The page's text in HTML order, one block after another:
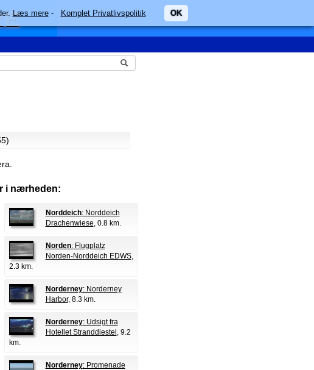
i nærheden:
Norddeich: Norddeich
Drachenwiese, 0.8 km.
Norden: Flugplatz
Norden-Norddeich EDWS,
2.3 km.
Norderney: Norderney
Harbor, 8.3 km.
Norderney: Udsigt fra
Hotellet Stranddiestel , 9.2
km.
Norderney: Promenade
Læs mere- Komplet Privatlivspolitik OK